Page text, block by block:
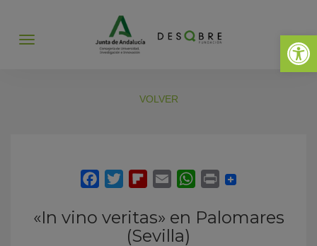
Abrir
Abrir
VOLVER
«In vino veritas» en Palomares
(Sevilla)